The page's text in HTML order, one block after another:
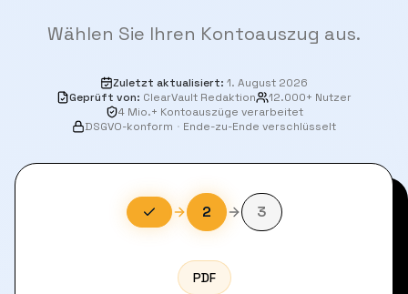
Wählen Sie Ihren Kontoauszug aus.
Zuletzt aktualisiert: 1. August 2026
Geprüft von: ClearVault Redaktion
12.000+ Nutzer
4 Mio.+ Kontoauszüge verarbeitet
DSGVO-konform · Ende-zu-Ende verschlüsselt
2 3
PDF